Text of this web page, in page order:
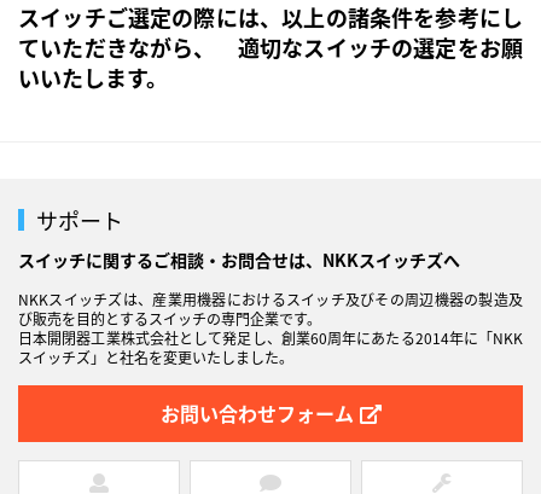
スイッチご選定の際には、以上の諸条件を参考にし
ていただきながら、 適切なスイッチの選定をお願
いいたします。
サポート
スイッチに関するご相談・お問合せは、NKKスイッチズへ
NKKスイッチズは、産業用機器におけるスイッチ及びその周辺機器の製造及
び販売を目的とするスイッチの専門企業です。
日本開閉器工業株式会社として発足し、創業60周年にあたる2014年に「NKK
スイッチズ」と社名を変更いたしました。
お問い合わせフォーム